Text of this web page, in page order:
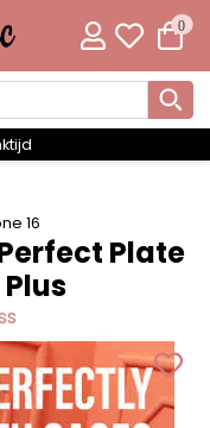
0
16
Plate